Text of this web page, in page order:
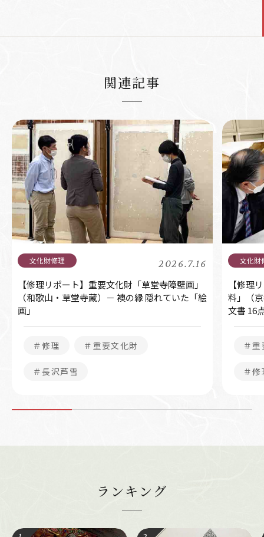
関連記事
2026.7.16
【修理リポート】重要文化財「草堂寺障壁画」
（和歌山・草堂寺蔵）－ 襖の縁 隠れていた「絵
画」
＃修理 ＃重要文化財
＃長沢芦雪
【修理
料」（
文書 16
＃
＃修
ランキング